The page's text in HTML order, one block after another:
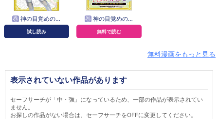
巻 神の目覚めのギャラルホルン～外れスキル《目覚まし》は、封印解除の能力でした～
試し読み
巻 神の目覚めのギャラルホルン～外れスキル《目覚まし》は、封印解除の能力でした～【分冊版】
無料で読む
無料漫画をもっと見る
表示されていない作品があります
セーフサーチが「中・強」になっているため、一部の作品が表示されてい
ません。
お探しの作品がない場合は、セーフサーチをOFFに変更してください。